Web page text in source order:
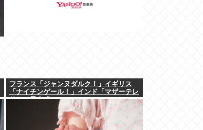
フランス「ジャンヌダルク！」イギリス
「ナイチンゲール！」インド「マザーテレ
サ！」日本「…」